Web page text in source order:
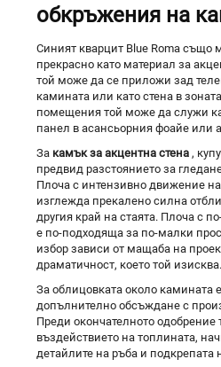
обкръжения на
Синият кварцит Blue Roma също
прекрасно като материал за
той може да се приложи зад
камината или като стена в
помещения той може да служи
панел в асансьорния фоайе или
За камък за акцентна стена ,
предвид разстоянието за
Плоча с интензивно движение
изглежда прекалено силна
другия край на стаята. Плоча с
е по-подходяща за по-малки
избор зависи от мащаба на
драматичност, което той изисква.
За облицовката около камината
допълнително обсъждане с
Преди окончателното одобрение
въздействието на топлината,
детайлите на ръба и подкрепата